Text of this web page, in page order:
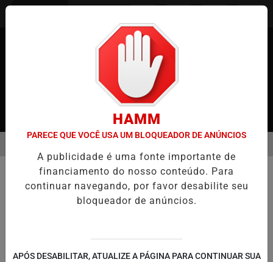
EM ALTA
POLICIAL
Casa de madeira de dois andares
incendiada no início da manhã
HAMM
PARECE QUE VOCÊ USA UM BLOQUEADOR DE ANÚNCIOS
A publicidade é uma fonte importante de
financiamento do nosso conteúdo. Para
continuar navegando, por favor desabilite seu
bloqueador de anúncios.
APÓS DESABILITAR, ATUALIZE A PÁGINA PARA CONTINUAR SUA